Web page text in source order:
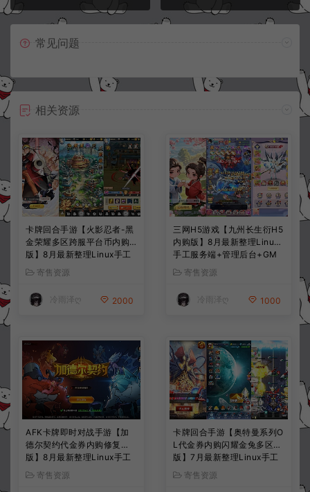
常见问题
相关资源
卡牌回合手游【火影忍者-黑
金荣耀多区跨服平台币内购
版】8月最新整理Linux手工
服务端+CDK授权后台+安卓
+详细搭建教程+视频教程
寄售资源
冷雨泽ღ 2000
三网H5游戏【九州长生衍H5
内购版】8月最新整理Linux
手工服务端+管理后台+GM
授权后台+简易安卓客户端
+详细搭建教程+视频教程
寄售资源
冷雨泽ღ 1000
AFK卡牌即时对战手游【加
德尔契约代金券内购修复
版】8月最新整理Linux手工
服务端+前后端全套源码+CD
K授权后台+安卓苹果双端
寄售资源
卡牌回合手游【奥特曼系列O
L代金券内购闪耀金兔多区
版】7月最新整理Linux手工
服务端+加解密工具+CDK授
权后台+安卓+详细搭建教程
寄售资源